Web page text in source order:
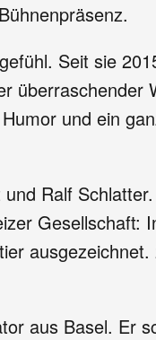
Seit sie
und ein
Ralf
Gesellschaft:
aus Basel. Er